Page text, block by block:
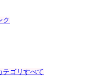
ク
テゴリすべて